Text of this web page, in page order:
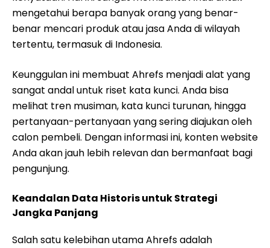
mengetahui berapa banyak orang yang benar-
benar mencari produk atau jasa Anda di wilayah
tertentu, termasuk di Indonesia.
Keunggulan ini membuat Ahrefs menjadi alat yang
sangat andal untuk riset kata kunci. Anda bisa
melihat tren musiman, kata kunci turunan, hingga
pertanyaan-pertanyaan yang sering diajukan oleh
calon pembeli. Dengan informasi ini, konten website
Anda akan jauh lebih relevan dan bermanfaat bagi
pengunjung.
Keandalan Data Historis untuk Strategi
Jangka Panjang
Salah satu kelebihan utama Ahrefs adalah